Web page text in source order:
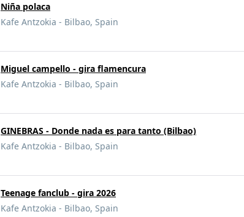
Niña polaca
Kafe Antzokia - Bilbao, Spain
Miguel campello - gira flamencura
Kafe Antzokia - Bilbao, Spain
GINEBRAS - Donde nada es para tanto (Bilbao)
Kafe Antzokia - Bilbao, Spain
Teenage fanclub - gira 2026
Kafe Antzokia - Bilbao, Spain